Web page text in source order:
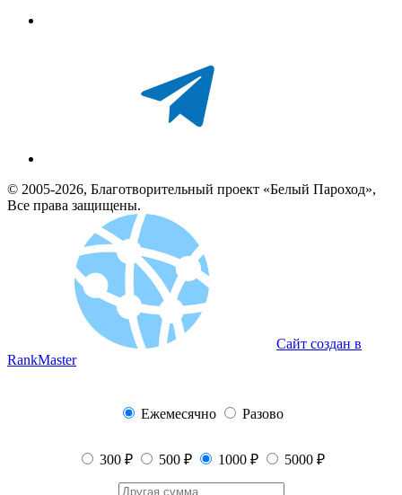
© 2005-2026, Благотворительный проект «Белый Пароход»,
Все права защищены.
Сайт создан в
RankMaster
Ежемесячно Разово
300 ₽ 500 ₽ 1000 ₽ 5000 ₽